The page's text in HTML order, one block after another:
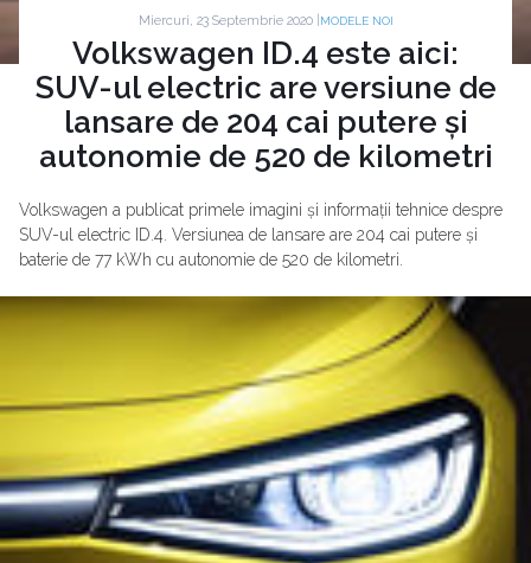
Miercuri, 23 Septembrie 2020 | MODELE NOI
Volkswagen ID.4 este aici:
SUV-ul electric are versiune de
lansare de 204 cai putere și
autonomie de 520 de kilometri
Volkswagen a publicat primele imagini și informații tehnice despre
SUV-ul electric ID.4. Versiunea de lansare are 204 cai putere și
baterie de 77 kWh cu autonomie de 520 de kilometri.